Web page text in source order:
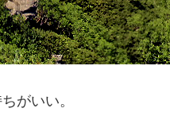
がいい。